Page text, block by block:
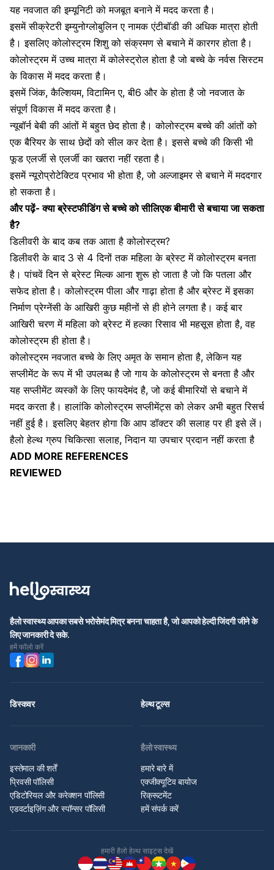
यह नवजात की इम्‍यूनिटी को मजबूत बनाने में मदद करता है।
इसमें सीक्रेटरी इम्‍युनोग्‍लोबुलिन ए नामक एंटीबॉडी की अधिक मात्रा होती
है। इसलिए कोलोस्‍ट्रम शिशु को संक्रमण से बचाने में कारगर होता है।
कोलोस्‍ट्रम में उच्‍च मात्रा में कोलेस्‍ट्रोल होता है जो बच्‍चे के नर्वस सिस्टम
के विकास में मदद करता है।
इसमें जिंक, कैल्शियम, विटामिन ए, बी6 और के होता है जो नवजात के
संपूर्ण विकास में मदद करता है।
न्यूबॉर्न बेबी की आंतों में बहुत छेद होता है। कोलोस्ट्रम बच्चे की आंतों को
एक बैरियर के साथ छेदों को सील कर देता है। इससे बच्चे की किसी भी
फूड एलर्जी से एलर्जी का खतरा नहीं रहता है।
इसमें न्यूरोप्रोटेक्टिव प्रभाव भी होता है, जो अल्जाइमर से बचाने में मददगार
हो सकता है।
और पढ़ें-क्या ब्रेस्टफीडिंग से बच्चे को सीलिएक बीमारी से बचाया जा सकता
है?
डिलीवरी के बाद कब तक आता है कोलोस्‍ट्रम?
डिलीवरी के बाद 3 से 4 दिनों तक महिला के ब्रेस्ट में कोलोस्‍ट्रम बनता
है। पांचवें दिन से ब्रेस्‍ट मिल्‍क आना शुरू हो जाता है जो कि पतला और
सफेद होता है। कोलोस्ट्रम पीला और गाढ़ा होता है और ब्रेस्ट में इसका
निर्माण प्रेग्नेंसी के आखिरी कुछ महीनों से ही होने लगता है। कई बार
आखिरी चरण में महिला को ब्रेस्ट में हल्का रिसाव भी महसूस होता है, वह
कोलोस्ट्रम ही होता है।
कोलोस्ट्रम नवजात बच्चे के लिए अमृत के समान होता है, लेकिन यह
सप्लीमेंट के रूप में भी उपलब्ध है जो गाय के कोलोस्ट्रम से बनता है और
यह सप्लीमेंट व्यस्कों के लिए फायदेमंद है, जो कई बीमारियों से बचाने में
मदद करता है। हालांकि कोलोस्ट्रम सप्लीमेंट्स को लेकर अभी बहुत रिसर्च
नहीं हुई है। इसलिए बेहतर होगा कि आप डॉक्टर की सलाह पर ही इसे लें।
हैलो हेल्थ ग्रुप चिकित्सा सलाह, निदान या उपचार प्रदान नहीं करता है
ADD MORE REFERENCES
REVIEWED
हैलो स्वास्थ्य आपका सबसे भरोसेमंद मित्र बनना चाहता है, जो आपको हेल्दी जिंदगी जीने के
लिए जानकारी दे सके.
हमें फॉलो करें
डिस्कवर हेल्थ टूल्स
जानकारी
इस्तेमाल की शर्तें
प्रिवसी पॉलिसी
एडिटोरियल और करेक्शन पॉलिसी
एडवर्टाइज़िंग और स्पॉन्सर पॉलिसी
हैलो स्वास्थ्य
हमारे बारे में
एक्जीक्यूटिव बायोज
रिक्रूटमेंट
हमें संपर्क करें
हमारी हैलो हेल्थ साइट्स देखें